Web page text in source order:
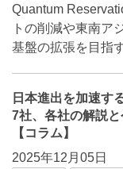
Quantum
トの削減や東南ア
基盤の拡張を目指す
日本進出を加速す
7社、各社の解説
【コラム】
2025年12月05日